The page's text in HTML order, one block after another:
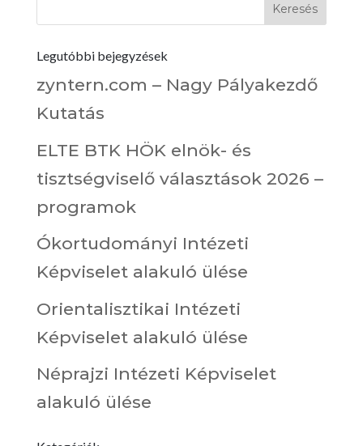
Legutóbbi bejegyzések
zyntern.com – Nagy Pályakezdő
Kutatás
ELTE BTK HÖK elnök- és
tisztségviselő választások 2026 –
programok
Ókortudományi Intézeti
Képviselet alakuló ülése
Orientalisztikai Intézeti
Képviselet alakuló ülése
Néprajzi Intézeti Képviselet
alakuló ülése